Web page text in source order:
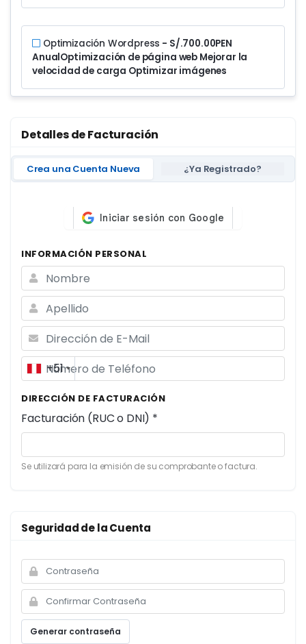
Optimización Wordpress - S/.700.00PEN
AnualOptimización de página web Mejorar la
velocidad de carga Optimizar imágenes
Detalles de Facturación
Crea una Cuenta Nueva ¿Ya Registrado?
INFORMACIÓN PERSONAL
+51
DIRECCIÓN DE FACTURACIÓN
Facturación (RUC o DNI) *
Se utilizará para la emisión de su comprobante o factura.
Seguridad de la Cuenta
Generar contraseña